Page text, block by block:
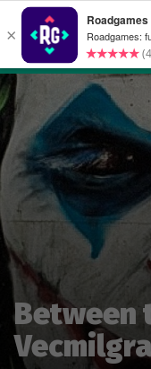
Between